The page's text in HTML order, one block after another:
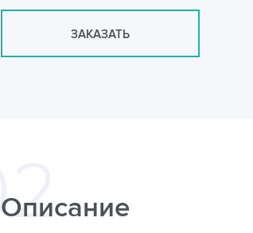
ЗАКАЗАТЬ
Описание